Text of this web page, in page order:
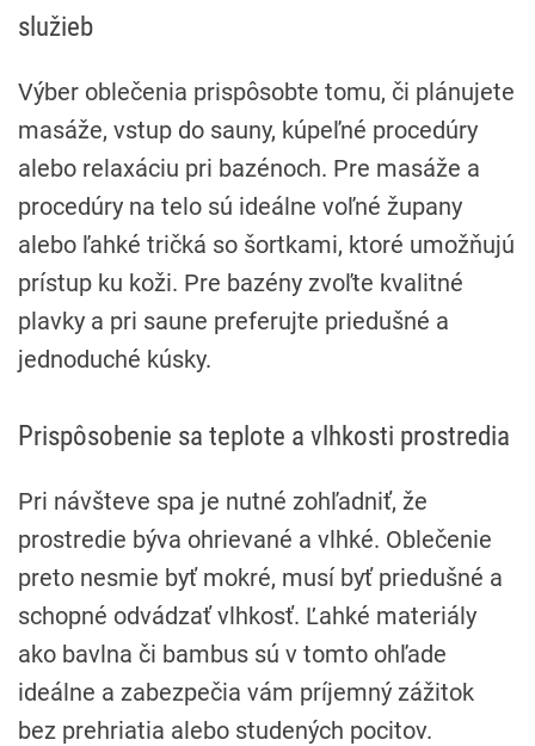
služieb
Výber oblečenia prispôsobte tomu, či plánujete
masáže, vstup do sauny, kúpeľné procedúry
alebo relaxáciu pri bazénoch. Pre masáže a
procedúry na telo sú ideálne voľné župany
alebo ľahké tričká so šortkami, ktoré umožňujú
prístup ku koži. Pre bazény zvoľte kvalitné
plavky a pri saune preferujte priedušné a
jednoduché kúsky.
Prispôsobenie sa teplote a vlhkosti prostredia
Pri návšteve spa je nutné zohľadniť, že
prostredie býva ohrievané a vlhké. Oblečenie
preto nesmie byť mokré, musí byť priedušné a
schopné odvádzať vlhkosť. Ľahké materiály
ako bavlna či bambus sú v tomto ohľade
ideálne a zabezpečia vám príjemný zážitok
bez prehriatia alebo studených pocitov.